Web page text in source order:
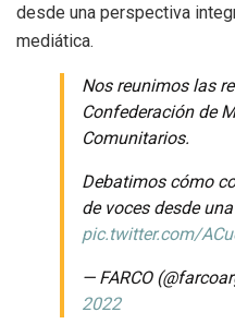
desde una perspectiva
mediática.
Nos reunimos las
Confederación de
Comunitarios.
Debatimos cómo
de voces desde
pic.twitter.com/
— FARCO
2022